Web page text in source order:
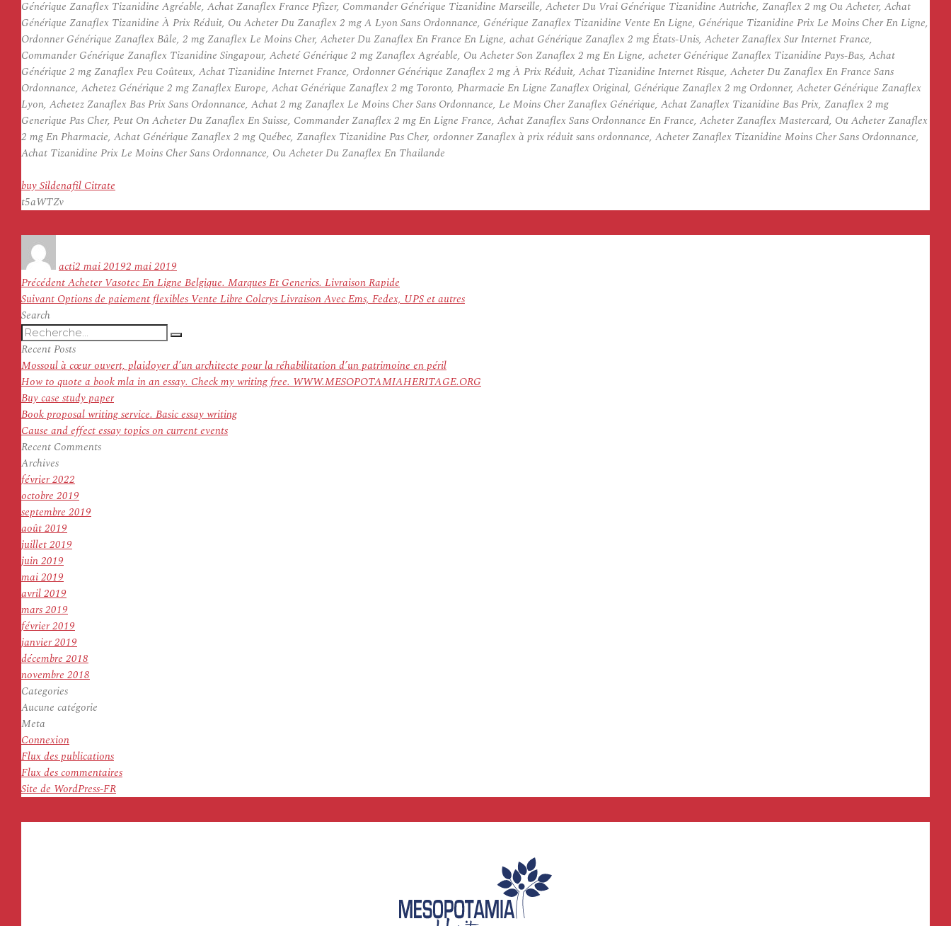
Générique Zanaflex Tizanidine Agréable, Achat Zanaflex France Pfizer, Commander Générique Tizanidine Marseille, Acheter Du Vrai Générique Tizanidine Autriche, Zanaflex 2 mg Ou Acheter, Achat
Générique Zanaflex Tizanidine À Prix Réduit, Ou Acheter Du Zanaflex 2 mg A Lyon Sans Ordonnance, Générique Zanaflex Tizanidine Vente En Ligne, Générique Tizanidine Prix Le Moins Cher En Ligne,
Ordonner Générique Zanaflex Bâle, 2 mg Zanaflex Le Moins Cher, Acheter Du Zanaflex En France En Ligne, achat Générique Zanaflex 2 mg États-Unis, Acheter Zanaflex Sur Internet France,
Commander Générique Zanaflex Tizanidine Singapour, Acheté Générique 2 mg Zanaflex Agréable, Ou Acheter Son Zanaflex 2 mg En Ligne, acheter Générique Zanaflex Tizanidine Pays-Bas, Achat
Générique 2 mg Zanaflex Peu Coûteux, Achat Tizanidine Internet France, Ordonner Générique Zanaflex 2 mg À Prix Réduit, Achat Tizanidine Internet Risque, Acheter Du Zanaflex En France Sans
Ordonnance, Achetez Générique 2 mg Zanaflex Europe, Achat Générique Zanaflex 2 mg Toronto, Pharmacie En Ligne Zanaflex Original, Générique Zanaflex 2 mg Ordonner, Acheter Générique Zanaflex
Lyon, Achetez Zanaflex Bas Prix Sans Ordonnance, Achat 2 mg Zanaflex Le Moins Cher Sans Ordonnance, Le Moins Cher Zanaflex Générique, Achat Zanaflex Tizanidine Bas Prix, Zanaflex 2 mg
Generique Pas Cher, Peut On Acheter Du Zanaflex En Suisse, Commander Zanaflex 2 mg En Ligne France, Achat Zanaflex Sans Ordonnance En France, Acheter Zanaflex Mastercard, Ou Acheter Zanaflex
2 mg En Pharmacie, Achat Générique Zanaflex 2 mg Québec, Zanaflex Tizanidine Pas Cher, ordonner Zanaflex à prix réduit sans ordonnance, Acheter Zanaflex Tizanidine Moins Cher Sans Ordonnance,
Achat Tizanidine Prix Le Moins Cher Sans Ordonnance, Ou Acheter Du Zanaflex En Thailande
buy Sildenafil Citrate
t5aWTZv
actile
2 mai 20192 mai 2019
Navigation
de
l’article
PrécédentArticle
précédent :
Acheter Vasotec En Ligne Belgique. Marques Et Generics. Livraison Rapide
Suivant Article
Options de paiement flexibles Vente Libre Colcrys Livraison Avec Ems, Fedex, UPS et autres
Search
Recherche
pour
:
Recherche
Recent Posts
Mossoul à cœur ouvert, plaidoyer d’un architecte pour la réhabilitation d’un patrimoine en péril
How to quote a book mla in an essay. Check my writing free. WWW.MESOPOTAMIAHERITAGE.ORG
Buy case study paper
Book proposal writing service. Basic essay writing
Cause and effect essay topics on current events
Recent Comments
Archives
février 2022
octobre 2019
septembre 2019
août 2019
juillet 2019
juin 2019
mai 2019
avril 2019
mars 2019
février 2019
janvier 2019
décembre 2018
novembre 2018
Categories
Aucune catégorie
Meta
Connexion
Flux des publications
Flux des commentaires
Site de WordPress-FR